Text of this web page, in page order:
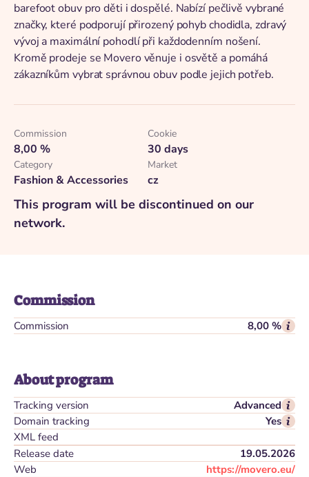
barefoot obuv pro děti i dospělé. Nabízí pečlivě vybrané
značky, které podporují přirozený pohyb chodidla, zdravý
vývoj a maximální pohodlí při každodenním nošení.
Kromě prodeje se Movero věnuje i osvětě a pomáhá
zákazníkům vybrat správnou obuv podle jejich potřeb.
Commission
8,00 %
Cookie
30 days
Category
Fashion & Accessories
Market
cz
This program will be discontinued on our
network.
Commission
Commission 8,00 %
About program
Tracking version
Advanced
Domain tracking
Yes
XML feed
Release date
19.05.2026
Web
https://movero.eu/